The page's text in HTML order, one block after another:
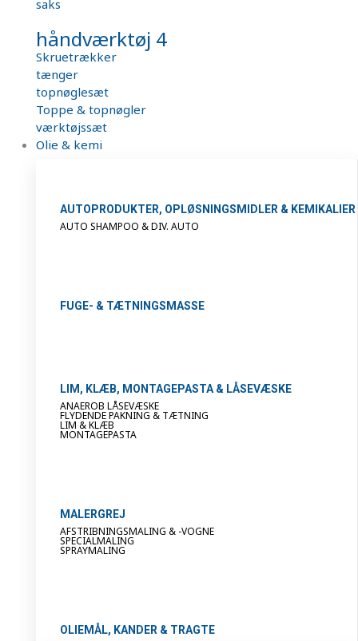
saks
håndværktøj 4
Skruetrækker
tænger
topnøglesæt
Toppe & topnøgler
værktøjssæt
Olie & kemi
AUTOPRODUKTER, OPLØSNINGSMIDLER & KEMIKALIER
AUTO SHAMPOO & DIV. AUTO
FUGE- & TÆTNINGSMASSE
LIM, KLÆB, MONTAGEPASTA & LÅSEVÆSKE
ANAEROB LÅSEVÆSKE
FLYDENDE PAKNING & TÆTNING
LIM & KLÆB
MONTAGEPASTA
MALERGREJ
AFSTRIBNINGSMALING & -VOGNE
SPECIALMALING
SPRAYMALING
OLIEMÅL, KANDER & TRAGTE